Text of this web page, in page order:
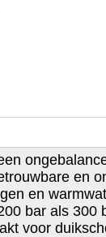
en
en
bar als 300
voor